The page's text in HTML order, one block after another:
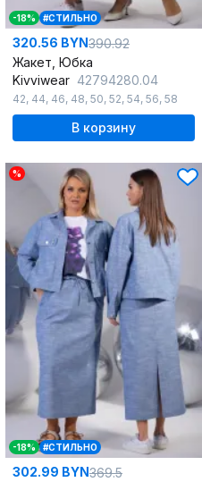
-18% #СТИЛЬНО
320.56 BYN390.92
Жакет, Юбка
Kivviwear 42794280.04
42, 44, 46, 48, 50, 52, 54, 56, 58
В корзину
%
-18% #СТИЛЬНО
302.99 BYN369.5